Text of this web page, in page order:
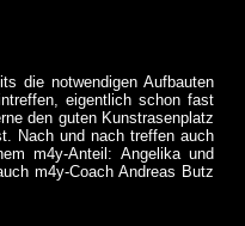
die notwendigen Aufbauten
eigentlich schon fast
den guten Kunstrasenplatz
Nach und nach treffen auch
m4y-Anteil: Angelika und
m4y-Coach Andreas Butz